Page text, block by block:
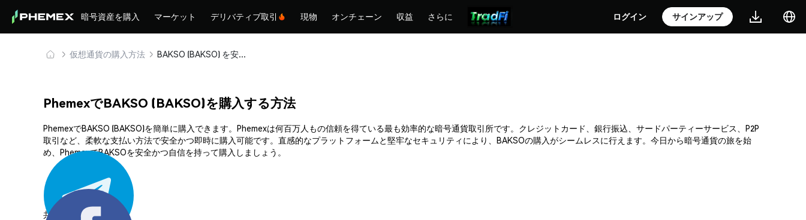
暗号資産を購入 マーケット デリバティブ取引 現物 オンチェーン 収益 さらに ログイン サインアップ
仮想通貨の購入方法 BAKSO (BAKSO) を安全に購入・保管
PhemexでBAKSO (BAKSO)を購入する方法
PhemexでBAKSO (BAKSO)を簡単に購入できます。Phemexは何百万人もの信頼を得ている最も効率的な暗号通貨取引所です。クレジットカード、銀行振込、サードパーティーサービス、P2P
取引など、柔軟な支払い方法で安全かつ即時に購入可能です。直感的なプラットフォームと堅牢なセキュリティにより、BAKSOの購入がシームレスに行えます。今日から暗号通貨の旅を始
め、PhemexでBAKSOを安全かつ自信を持って購入しましょう。
共有する: